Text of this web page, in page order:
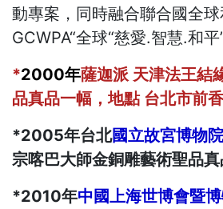
動專案，同時融合聯合國全
GCWPA“全球“慈愛.智慧.和
*2000年薩迦派 天津法王結
品真品一幅，地點 台北市前
*2005年台北國立故宮博物院
宗喀巴大師金銅雕藝術聖品真
*2010年中國上海世博會暨